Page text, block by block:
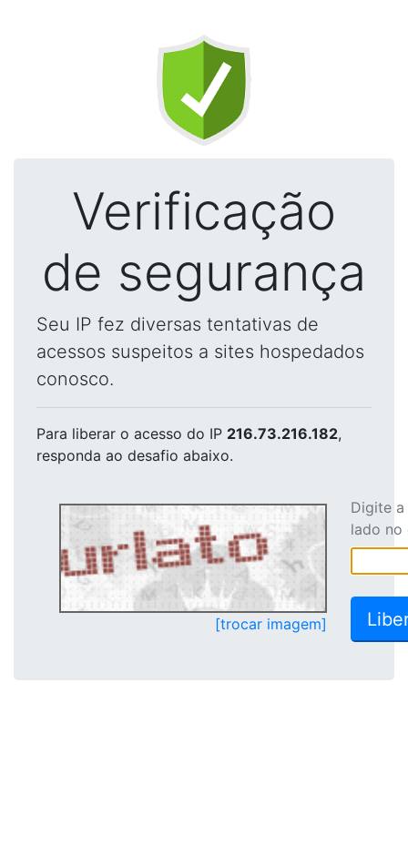
Verificação
de segurança
Seu IP fez diversas tentativas de
acessos suspeitos a sites hospedados
conosco.
Para liberar o acesso do IP 216.73.216.182,
responda ao desafio abaixo.
[trocar imagem]
Digite
lado no